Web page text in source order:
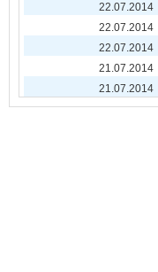
22.07.2014
22.07.2014
22.07.2014
21.07.2014
21.07.2014